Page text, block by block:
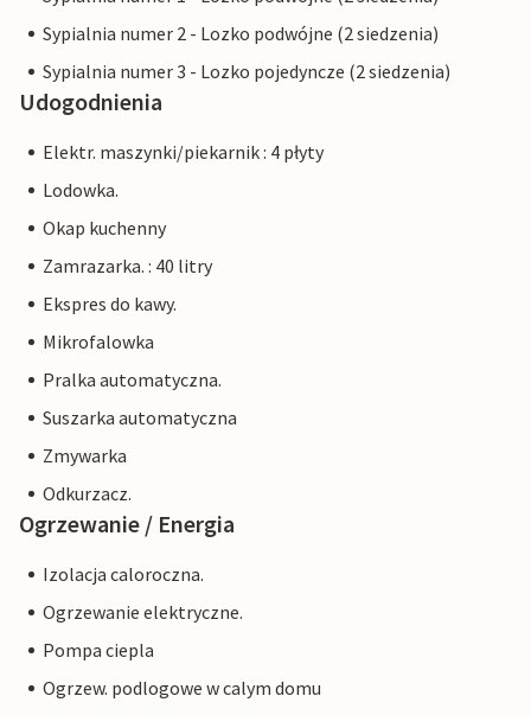
Sypialnia numer 2 - Lozko podwójne (2 siedzenia)
Sypialnia numer 3 - Lozko pojedyncze (2 siedzenia)
Udogodnienia
Elektr. maszynki/piekarnik : 4 płyty
Lodowka.
Okap kuchenny
Zamrazarka. : 40 litry
Ekspres do kawy.
Mikrofalowka
Pralka automatyczna.
Suszarka automatyczna
Zmywarka
Odkurzacz.
Ogrzewanie / Energia
Izolacja caloroczna.
Ogrzewanie elektryczne.
Pompa ciepla
Ogrzew. podlogowe w calym domu